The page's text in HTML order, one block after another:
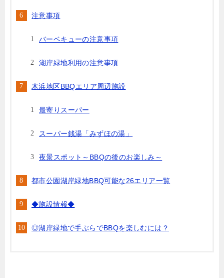
注意事項
バーベキューの注意事項
湖岸緑地利用の注意事項
木浜地区BBQエリア周辺施設
最寄りスーパー
スーパー銭湯「みずほの湯」
夜景スポット～BBQの後のお楽しみ～
都市公園湖岸緑地BBQ可能な26エリア一覧
◆施設情報◆
◎湖岸緑地で手ぶらでBBQを楽しむには？